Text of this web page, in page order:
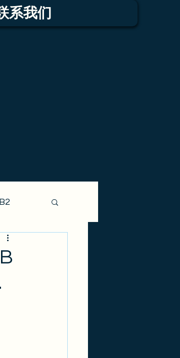
系我们
略